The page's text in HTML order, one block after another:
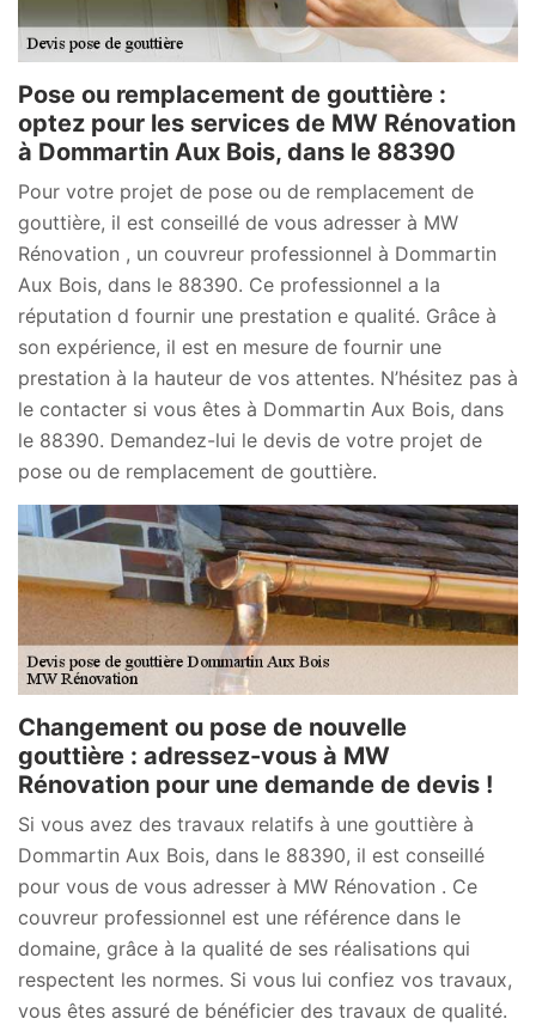
Pose ou remplacement de gouttière :
optez pour les services de MW Rénovation
à Dommartin Aux Bois, dans le 88390
Pour votre projet de pose ou de remplacement de
gouttière, il est conseillé de vous adresser à MW
Rénovation , un couvreur professionnel à Dommartin
Aux Bois, dans le 88390. Ce professionnel a la
réputation d fournir une prestation e qualité. Grâce à
son expérience, il est en mesure de fournir une
prestation à la hauteur de vos attentes. N’hésitez pas à
le contacter si vous êtes à Dommartin Aux Bois, dans
le 88390. Demandez-lui le devis de votre projet de
pose ou de remplacement de gouttière.
Changement ou pose de nouvelle
gouttière : adressez-vous à MW
Rénovation pour une demande de devis !
Si vous avez des travaux relatifs à une gouttière à
Dommartin Aux Bois, dans le 88390, il est conseillé
pour vous de vous adresser à MW Rénovation . Ce
couvreur professionnel est une référence dans le
domaine, grâce à la qualité de ses réalisations qui
respectent les normes. Si vous lui confiez vos travaux,
vous êtes assuré de bénéficier des travaux de qualité.